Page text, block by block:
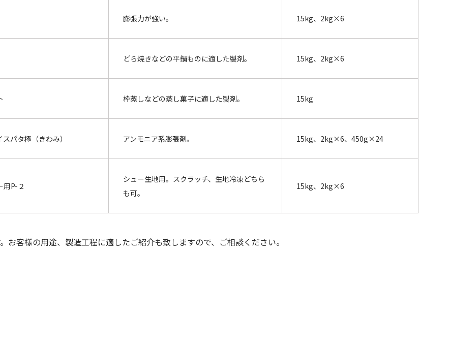
膨張力が強い。 15kg、2kg×6
どら焼きなどの平鍋ものに適した製剤。 15kg、2kg×6
枠蒸しなどの蒸し菓子に適した製剤。 15kg
パタ極（きわみ） アンモニア系膨張剤。 15kg、2kg×6、450g×24
用P-２
シュー生地用。スクラッチ、生地冷凍どちら
も可。
15kg、2kg×6
客様の用途、製造工程に適したご紹介も致しますので、ご相談ください。